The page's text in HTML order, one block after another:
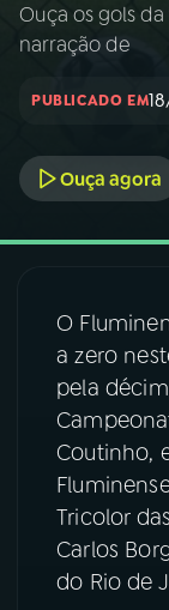
INÍCIO
A RÁDIO
03
04
06
ÚLTIMAS
Ouça os gols
narração de
PUBLICADO EM
Ouça agora
O
a zero
pela
Coutinho,
Tricolor
Carlos
do Rio de